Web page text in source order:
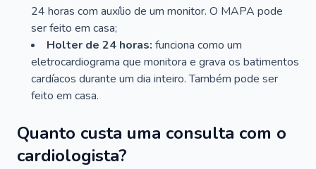
24 horas com auxílio de um monitor. O MAPA pode
ser feito em casa;
Holter de 24 horas: funciona como um
eletrocardiograma que monitora e grava os batimentos
cardíacos durante um dia inteiro. Também pode ser
feito em casa.
Quanto custa uma consulta com o
cardiologista?